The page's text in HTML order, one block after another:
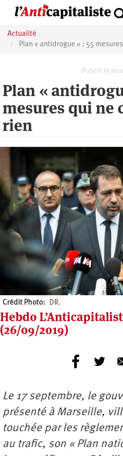
principal
Actualité
Plan « antidrogue » : 55
Publié le
Plan «
mesures qui ne
rien
Crédit Photo DR.
Hebdo
(26/09/2019)
Le 17 septembre, le
présenté à Marseille,
touchée par les
au trafic, son « Plan